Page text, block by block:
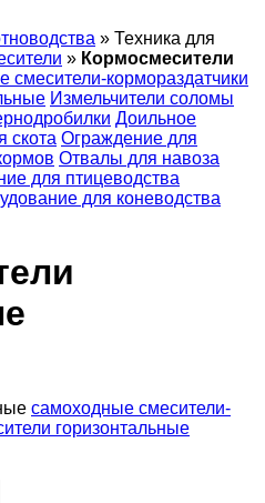
» Техника для
» Кормосмесители
смесители-кормораздатчики
Измельчители соломы
Доильное
скота Ограждение для
Отвалы для навоза
для птицеводства
для коневодства
самоходные смесители-
горизонтальные